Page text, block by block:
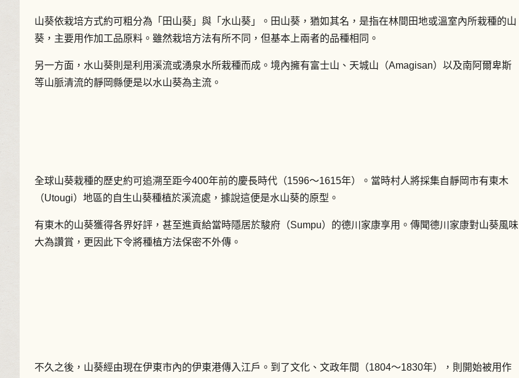
山葵依栽培方式約可粗分為「田山葵」與「水山葵」。田山葵，猶如其名，是指在林間田地或溫室內所栽種的山
葵，主要用作加工品原料。雖然栽培方法有所不同，但基本上兩者的品種相同。
另一方面，水山葵則是利用溪流或湧泉水所栽種而成。境內擁有富士山、天城山（Amagisan）以及南阿爾卑斯
等山脈清流的靜岡縣便是以水山葵為主流。
全球山葵栽種的歷史約可追溯至距今400年前的慶長時代（1596〜1615年）。當時村人將採集自靜岡市有東木
（Utougi）地區的自生山葵種植於溪流處，據說這便是水山葵的原型。
有東木的山葵獲得各界好評，甚至進貢給當時隱居於駿府（Sumpu）的德川家康享用。傳聞德川家康對山葵風味
大為讚賞，更因此下令將種植方法保密不外傳。
不久之後，山葵經由現在伊東市內的伊東港傳入江戶。到了文化、文政年間（1804〜1830年），則開始被用作